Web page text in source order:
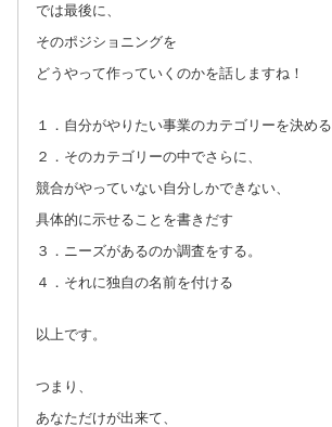
では最後に、
そのポジショニングを
どうやって作っていくのかを話しますね！
１．自分がやりたい事業のカテゴリーを決める
２．そのカテゴリーの中でさらに、
競合がやっていない自分しかできない、
具体的に示せることを書きだす
３．ニーズがあるのか調査をする。
４．それに独自の名前を付ける
以上です。
つまり、
あなただけが出来て、